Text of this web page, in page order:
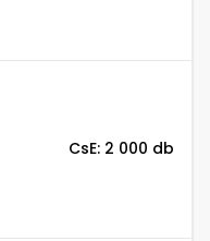
CsE: 2 000 db